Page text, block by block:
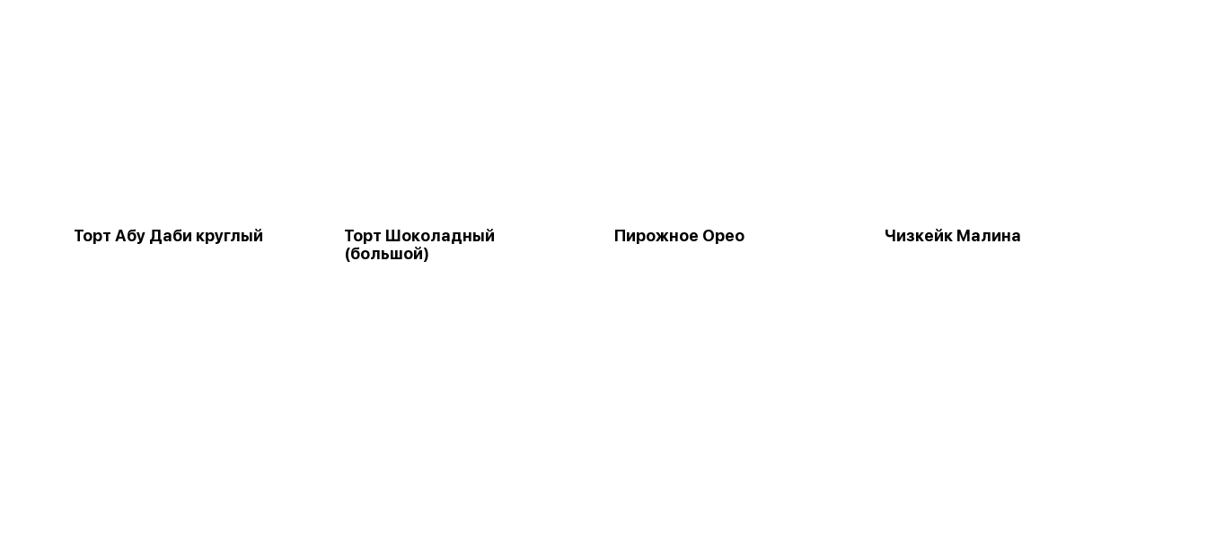
Торт Абу Даби круглый
Торт Шоколадный
(большой)
Пирожное Орео Чизкейк Малина